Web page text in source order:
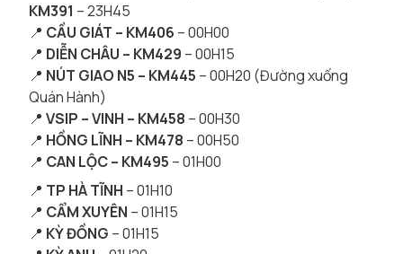
KM391 – 23H45
📍 CẦU GIÁT – KM406 – 00H00
📍 DIỄN CHÂU – KM429 – 00H15
📍 NÚT GIAO N5 – KM445 – 00H20 (Đường xuống
Quán Hành)
📍 VSIP – VINH – KM458 – 00H30
📍 HỒNG LĨNH – KM478 – 00H50
📍 CAN LỘC – KM495 – 01H00
📍 TP HÀ TĨNH – 01H10
📍 CẨM XUYÊN – 01H15
📍 KỲ ĐỒNG – 01H15